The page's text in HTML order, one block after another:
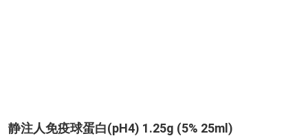
静注人免疫球蛋白(pH4) 1.25g (5% 25ml)